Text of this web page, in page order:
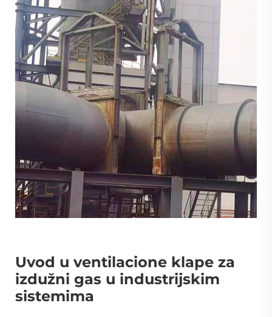
Uvod u ventilacione klape za
izdužni gas u industrijskim
sistemima